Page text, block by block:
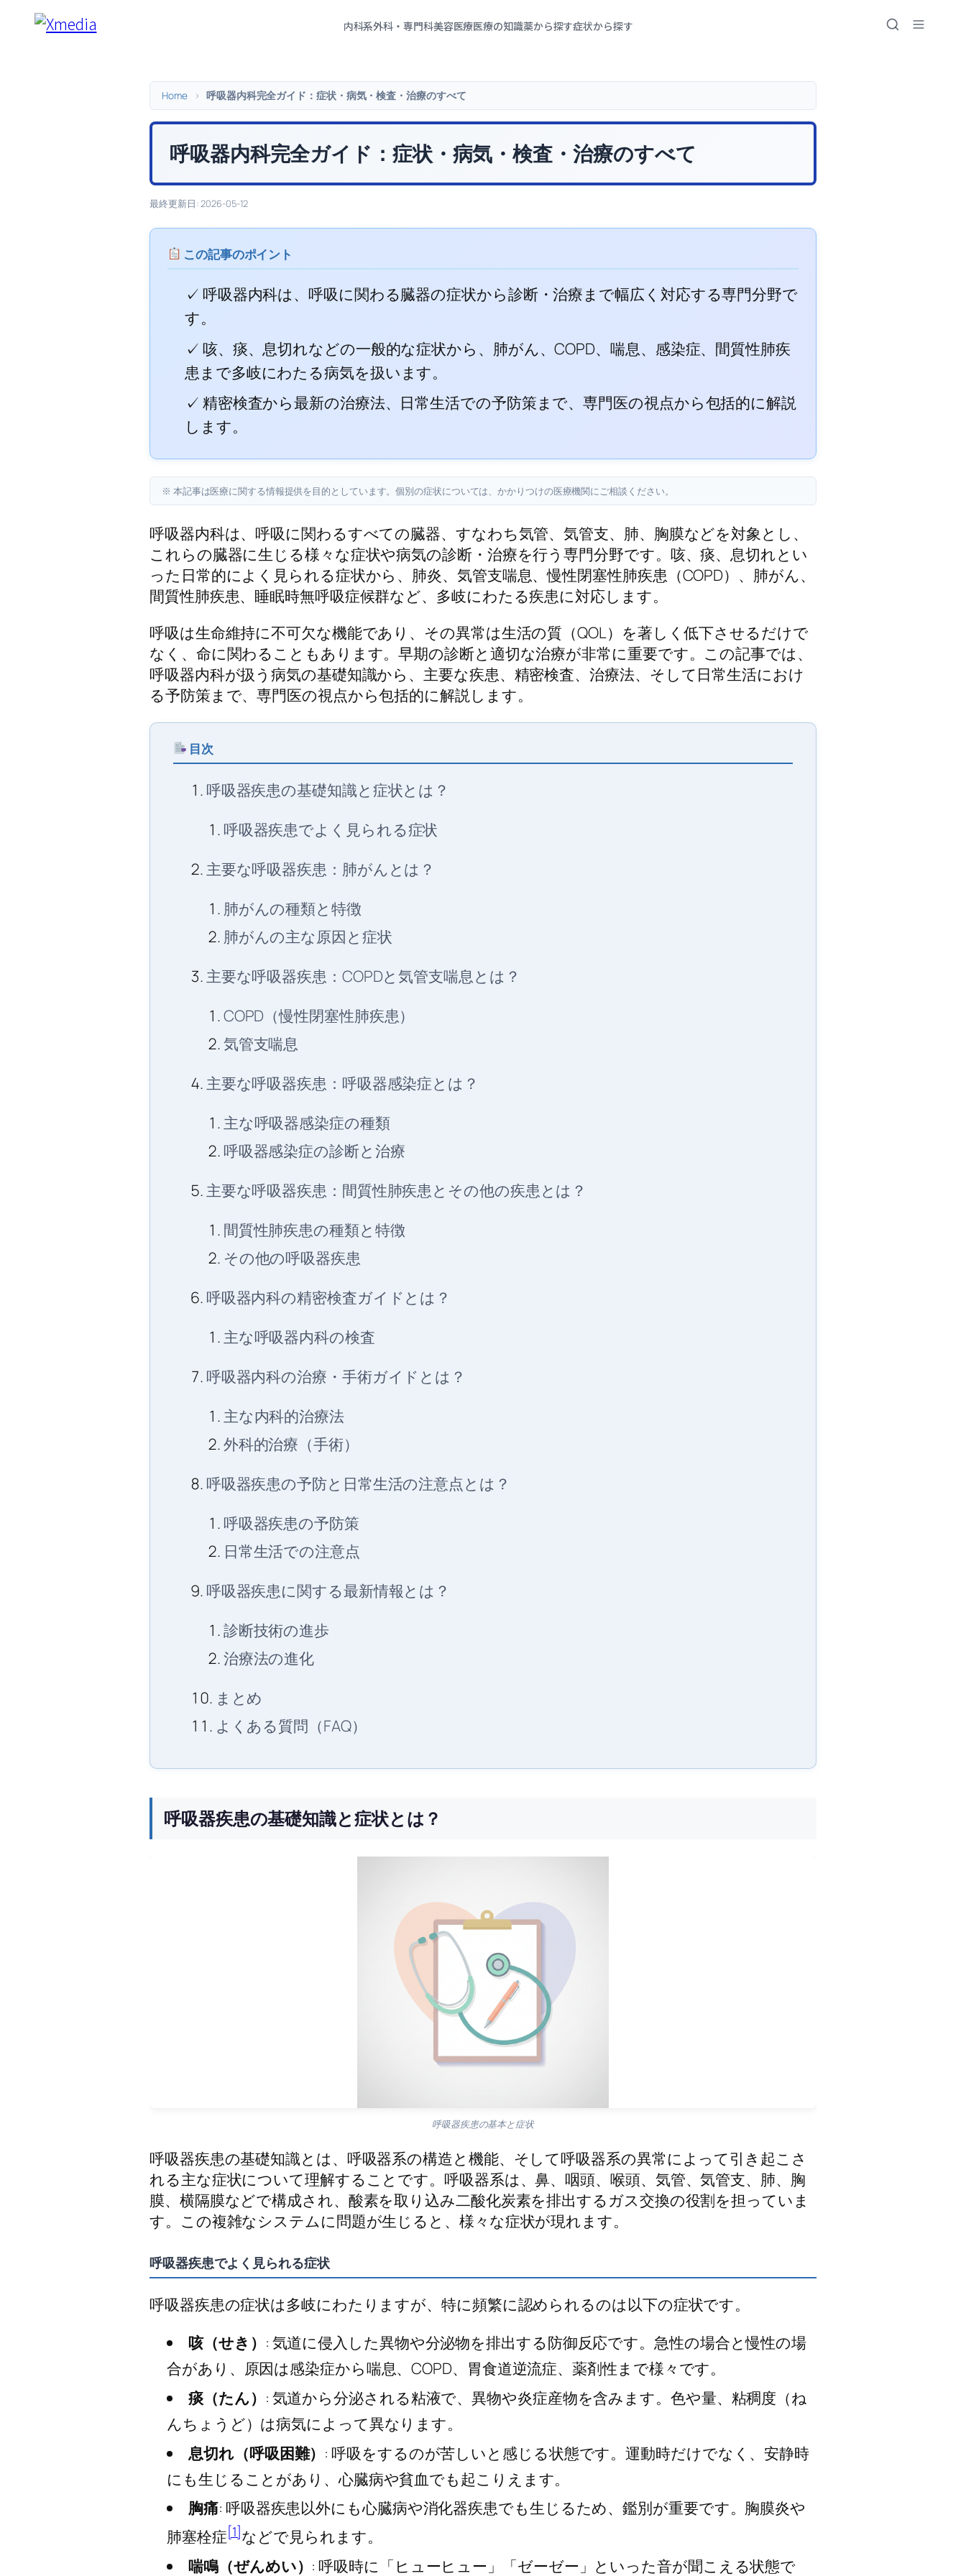
内科系外科・専門科美容医療医療の知識薬から探す症状から探す
Home > 呼吸器内科完全ガイド：症状・病気・検査・治療のすべて
呼吸器内科完全ガイド：症状・病気・検査・治療のすべて
最終更新日: 2026-05-12
この記事のポイント
✓ 呼吸器内科は、呼吸に関わる臓器の症状から診断・治療まで幅広く対応する専門分野で
す。
✓ 咳、痰、息切れなどの一般的な症状から、肺がん、COPD、喘息、感染症、間質性肺疾
患まで多岐にわたる病気を扱います。
✓ 精密検査から最新の治療法、日常生活での予防策まで、専門医の視点から包括的に解説
します。
※ 本記事は医療に関する情報提供を目的としています。個別の症状については、かかりつけの医療機関にご相談ください。
呼吸器内科は、呼吸に関わるすべての臓器、すなわち気管、気管支、肺、胸膜などを対象とし、
これらの臓器に生じる様々な症状や病気の診断・治療を行う専門分野です。咳、痰、息切れとい
った日常的によく見られる症状から、肺炎、気管支喘息、慢性閉塞性肺疾患（COPD）、肺がん、
間質性肺疾患、睡眠時無呼吸症候群など、多岐にわたる疾患に対応します。
呼吸は生命維持に不可欠な機能であり、その異常は生活の質（QOL）を著しく低下させるだけで
なく、命に関わることもあります。早期の診断と適切な治療が非常に重要です。この記事では、
呼吸器内科が扱う病気の基礎知識から、主要な疾患、精密検査、治療法、そして日常生活におけ
る予防策まで、専門医の視点から包括的に解説します。
目次
呼吸器疾患の基礎知識と症状とは？
呼吸器疾患でよく見られる症状
主要な呼吸器疾患：肺がんとは？
肺がんの種類と特徴
肺がんの主な原因と症状
主要な呼吸器疾患：COPDと気管支喘息とは？
COPD（慢性閉塞性肺疾患）
気管支喘息
主要な呼吸器疾患：呼吸器感染症とは？
主な呼吸器感染症の種類
呼吸器感染症の診断と治療
主要な呼吸器疾患：間質性肺疾患とその他の疾患とは？
間質性肺疾患の種類と特徴
その他の呼吸器疾患
呼吸器内科の精密検査ガイドとは？
主な呼吸器内科の検査
呼吸器内科の治療・手術ガイドとは？
主な内科的治療法
外科的治療（手術）
呼吸器疾患の予防と日常生活の注意点とは？
呼吸器疾患の予防策
日常生活での注意点
呼吸器疾患に関する最新情報とは？
診断技術の進歩
治療法の進化
まとめ
よくある質問（FAQ）
呼吸器疾患の基礎知識と症状とは？
呼吸器疾患の基本と症状
呼吸器疾患の基礎知識とは、呼吸器系の構造と機能、そして呼吸器系の異常によって引き起こさ
れる主な症状について理解することです。呼吸器系は、鼻、咽頭、喉頭、気管、気管支、肺、胸
膜、横隔膜などで構成され、酸素を取り込み二酸化炭素を排出するガス交換の役割を担っていま
す。この複雑なシステムに問題が生じると、様々な症状が現れます。
呼吸器疾患でよく見られる症状
呼吸器疾患の症状は多岐にわたりますが、特に頻繁に認められるのは以下の症状です。
咳（せき） : 気道に侵入した異物や分泌物を排出する防御反応です。急性の場合と慢性の場
合があり、原因は感染症から喘息、COPD、胃食道逆流症、薬剤性まで様々です。
痰（たん） : 気道から分泌される粘液で、異物や炎症産物を含みます。色や量、粘稠度（ね
んちょうど）は病気によって異なります。
息切れ（呼吸困難） : 呼吸をするのが苦しいと感じる状態です。運動時だけでなく、安静時
にも生じることがあり、心臓病や貧血でも起こりえます。
胸痛: 呼吸器疾患以外にも心臓病や消化器疾患でも生じるため、鑑別が重要です。胸膜炎や
肺塞栓症[1]などで見られます。
喘鳴（ぜんめい） : 呼吸時に「ヒューヒュー」「ゼーゼー」といった音が聞こえる状態で